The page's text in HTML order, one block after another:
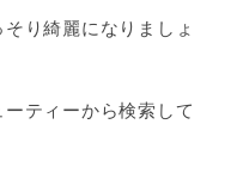
り綺麗になりましょ
ティーから検索して